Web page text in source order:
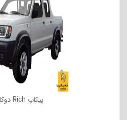
پیکاپ Rich دوکابین